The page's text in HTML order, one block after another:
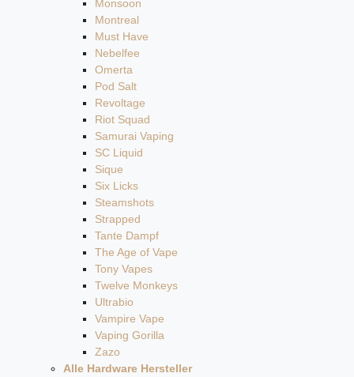
Monsoon
Montreal
Must Have
Nebelfee
Omerta
Pod Salt
Revoltage
Riot Squad
Samurai Vaping
SC Liquid
Sique
Six Licks
Steamshots
Strapped
Tante Dampf
The Age of Vape
Tony Vapes
Twelve Monkeys
Ultrabio
Vampire Vape
Vaping Gorilla
Zazo
Alle Hardware Hersteller